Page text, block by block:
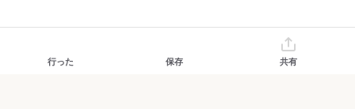
行った 保存 共有